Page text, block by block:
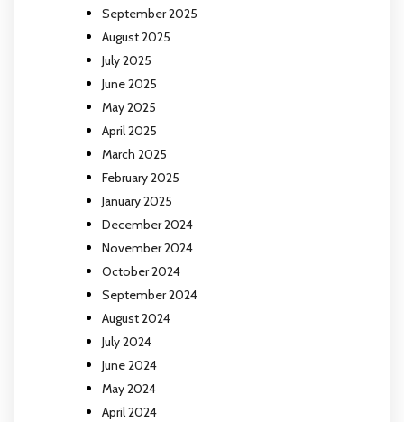
September 2025
August 2025
July 2025
June 2025
May 2025
April 2025
March 2025
February 2025
January 2025
December 2024
November 2024
October 2024
September 2024
August 2024
July 2024
June 2024
May 2024
April 2024